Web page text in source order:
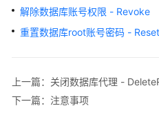
用
户
最
解除数据库账号权限 - Revoke
重置数据库root账号密码 -
上一篇：关闭数据库代理 -
下一篇：注意事项